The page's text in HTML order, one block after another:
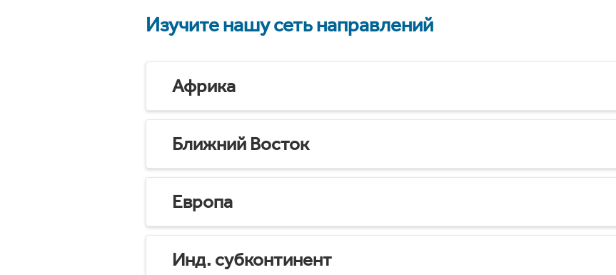
Изучите нашу сеть направлений
Африка
Ближний Восток
Европа
Инд. субконтинент